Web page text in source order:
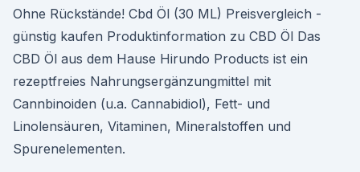
Ohne Rückstände! Cbd Öl (30 ML) Preisvergleich -
günstig kaufen Produktinformation zu CBD Öl Das
CBD Öl aus dem Hause Hirundo Products ist ein
rezeptfreies Nahrungsergänzungmittel mit
Cannbinoiden (u.a. Cannabidiol), Fett- und
Linolensäuren, Vitaminen, Mineralstoffen und
Spurenelementen.